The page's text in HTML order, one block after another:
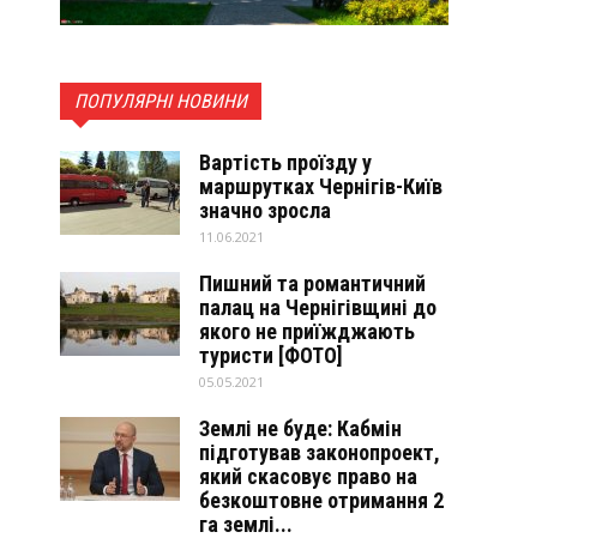
ПОПУЛЯРНІ НОВИНИ
Вартість проїзду у
маршрутках Чернігів-Київ
значно зросла
11.06.2021
Пишний та романтичний
палац на Чернігівщині до
якого не приїжджають
туристи [ФОТО]
05.05.2021
Землі не буде: Кабмін
підготував законопроект,
який скасовує право на
безкоштовне отримання 2
га землі...